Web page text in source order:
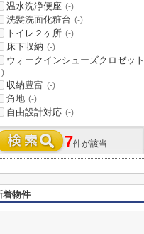
温水洗浄便座 (-)
洗髪洗面化粧台 (-)
トイレ２ヶ所 (-)
床下収納 (-)
ウォークインシューズクロゼット
)
収納豊富 (-)
角地 (-)
自由設計対応 (-)
7件が該当
着物件